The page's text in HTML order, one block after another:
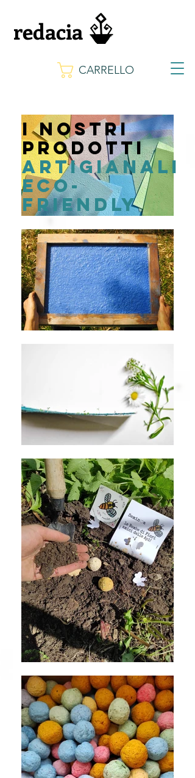
CARRELLO
redacia
I NOSTRI
PRODOTTI
ARTIGIANALI
ECO-
FRIENDLY